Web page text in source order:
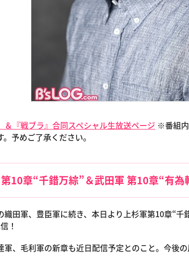
＆『戦ブラ』合同スペシャル生放送ページ ※番組
予めご了承ください。
10章“千錯万綜”＆武田軍 第10章“有為
織田軍、豊臣軍に続き、本日より上杉軍第10章“
！
軍、毛利軍の新章も近日配信予定とのこと。今後